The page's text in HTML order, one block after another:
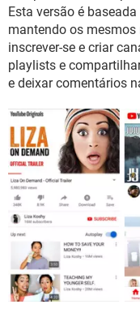
GUIA DE COMPRAS
Esta versão é
mantendo os mesmos
inscrever-se e criar
playlists e
e deixar comentários